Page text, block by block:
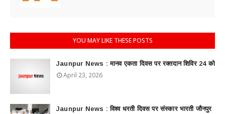
YOU MAY LIKE THESE POSTS
Jaunpur News : ​मानव एकता दिवस पर रक्तदान शिविर 24 को
April 23, 2026
Jaunpur News : विश्व धरती दिवस पर संस्कार भारती जौनपुर